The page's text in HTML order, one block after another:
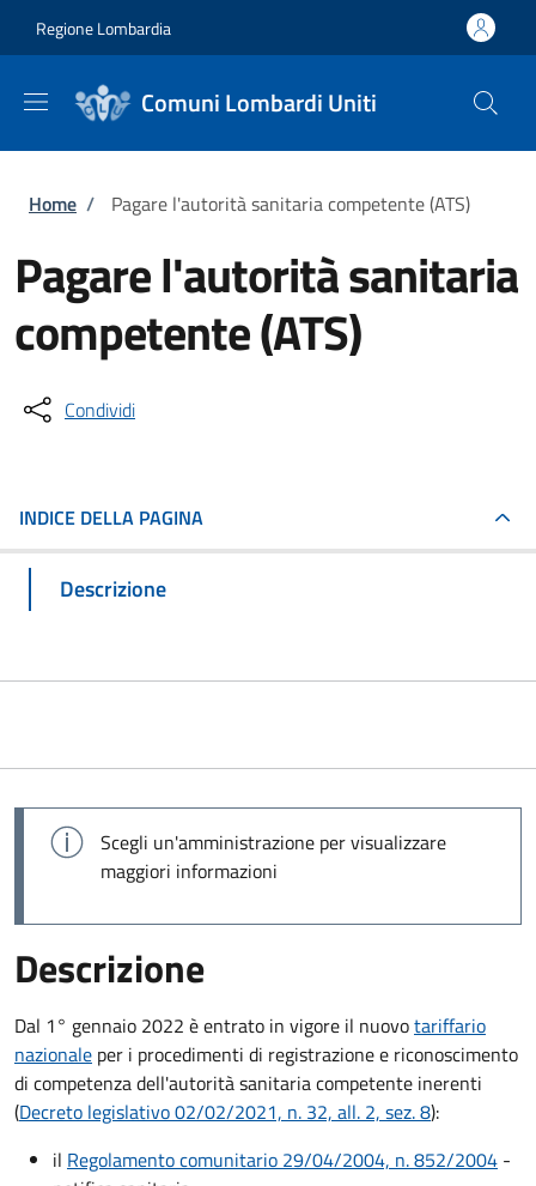
Regione Lombardia
Comuni Lombardi Uniti
Briciole di pane
Home / Pagare l'autorità sanitaria competente (ATS)
Pagare l'autorità sanitaria
competente (ATS)
Condividi
INDICE DELLA PAGINA
Descrizione
Scegli un'amministrazione per visualizzare
maggiori informazioni
Descrizione
Dal 1° gennaio 2022 è entrato in vigore il nuovotariffario
nazionale per i procedimenti di registrazione e riconoscimento
di competenza dell'autorità sanitaria competente inerenti
(Decreto legislativo 02/02/2021, n. 32, all. 2, sez. 8):
il Regolamento comunitario 29/04/2004, n. 852/2004 -